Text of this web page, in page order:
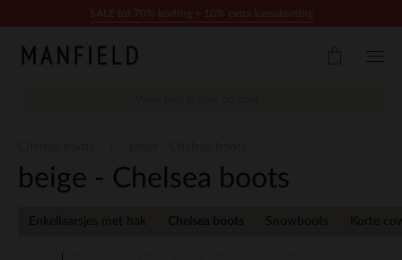
beige - Chelsea boots
Enkellaarsjes met hak Chelsea boots Snowboots Korte